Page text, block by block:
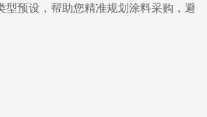
型预设，帮助您精准规划涂料采购，避